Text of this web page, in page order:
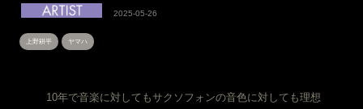
2025-05-26
上野耕平 ヤマハ
10年で音楽に対してもサクソフォンの音色に対しても理想が変わった